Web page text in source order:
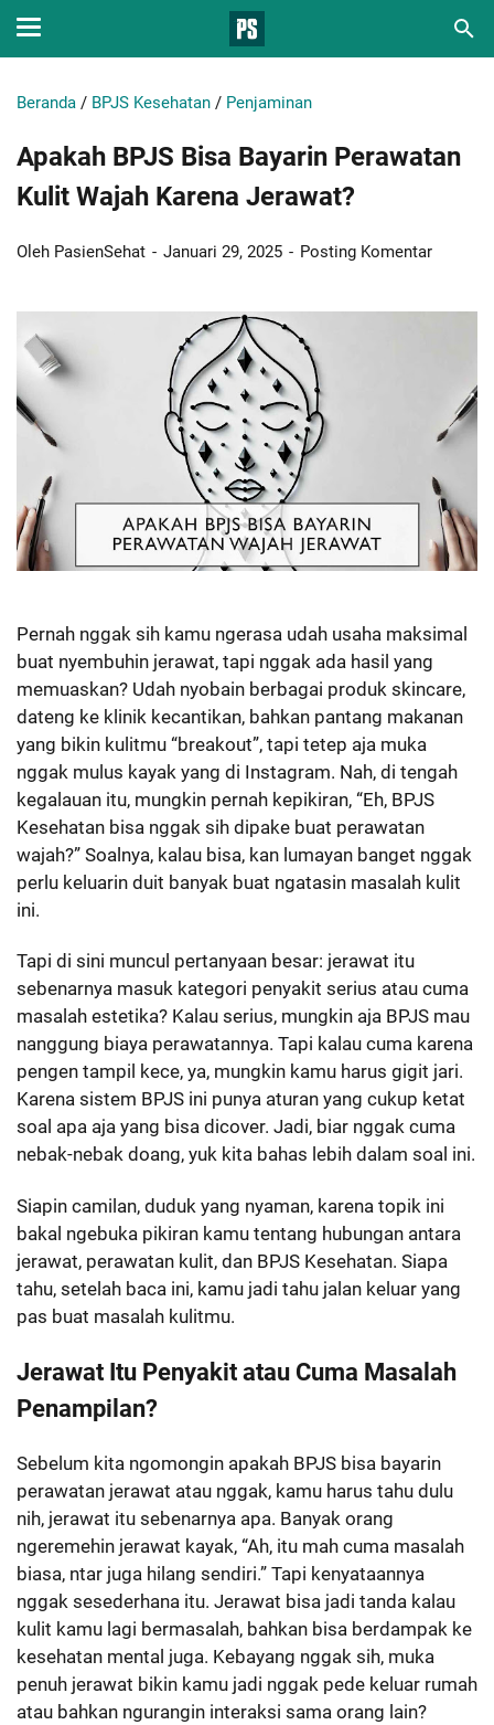
Beranda / BPJS Kesehatan / Penjaminan
Apakah BPJS Bisa Bayarin Perawatan
Kulit Wajah Karena Jerawat?
Oleh PasienSehat Januari 29, 2025 Posting Komentar
Pernah nggak sih kamu ngerasa udah usaha maksimal
buat nyembuhin jerawat, tapi nggak ada hasil yang
memuaskan? Udah nyobain berbagai produk skincare,
dateng ke klinik kecantikan, bahkan pantang makanan
yang bikin kulitmu “breakout”, tapi tetep aja muka
nggak mulus kayak yang di Instagram. Nah, di tengah
kegalauan itu, mungkin pernah kepikiran, “Eh, BPJS
Kesehatan bisa nggak sih dipake buat perawatan
wajah?” Soalnya, kalau bisa, kan lumayan banget nggak
perlu keluarin duit banyak buat ngatasin masalah kulit
ini.
Tapi di sini muncul pertanyaan besar: jerawat itu
sebenarnya masuk kategori penyakit serius atau cuma
masalah estetika? Kalau serius, mungkin aja BPJS mau
nanggung biaya perawatannya. Tapi kalau cuma karena
pengen tampil kece, ya, mungkin kamu harus gigit jari.
Karena sistem BPJS ini punya aturan yang cukup ketat
soal apa aja yang bisa dicover. Jadi, biar nggak cuma
nebak-nebak doang, yuk kita bahas lebih dalam soal ini.
Siapin camilan, duduk yang nyaman, karena topik ini
bakal ngebuka pikiran kamu tentang hubungan antara
jerawat, perawatan kulit, dan BPJS Kesehatan. Siapa
tahu, setelah baca ini, kamu jadi tahu jalan keluar yang
pas buat masalah kulitmu.
Jerawat Itu Penyakit atau Cuma Masalah
Penampilan?
Sebelum kita ngomongin apakah BPJS bisa bayarin
perawatan jerawat atau nggak, kamu harus tahu dulu
nih, jerawat itu sebenarnya apa. Banyak orang
ngeremehin jerawat kayak, “Ah, itu mah cuma masalah
biasa, ntar juga hilang sendiri.” Tapi kenyataannya
nggak sesederhana itu. Jerawat bisa jadi tanda kalau
kulit kamu lagi bermasalah, bahkan bisa berdampak ke
kesehatan mental juga. Kebayang nggak sih, muka
penuh jerawat bikin kamu jadi nggak pede keluar rumah
atau bahkan ngurangin interaksi sama orang lain?